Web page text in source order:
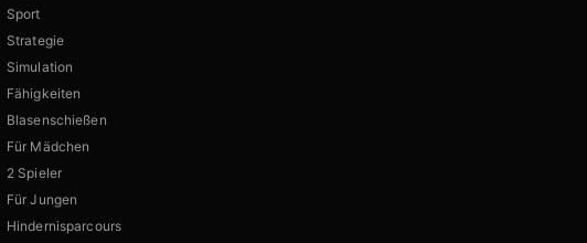
Sport
Strategie
Simulation
Fähigkeiten
Blasenschießen
Für Mädchen
2 Spieler
Für Jungen
Hindernisparcours